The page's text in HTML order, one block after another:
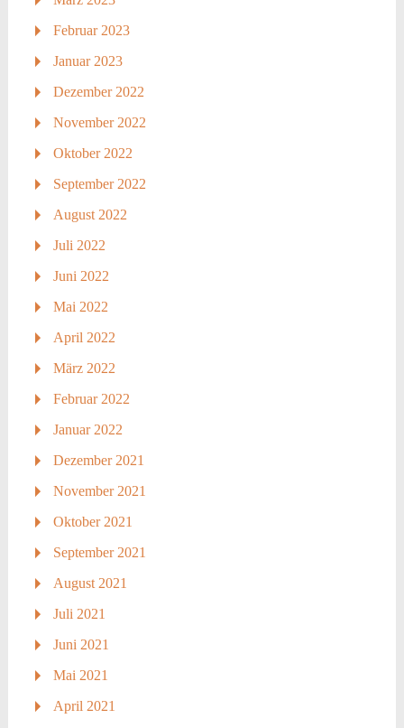
Februar 2023
Januar 2023
Dezember 2022
November 2022
Oktober 2022
September 2022
August 2022
Juli 2022
Juni 2022
Mai 2022
April 2022
März 2022
Februar 2022
Januar 2022
Dezember 2021
November 2021
Oktober 2021
September 2021
August 2021
Juli 2021
Juni 2021
Mai 2021
April 2021